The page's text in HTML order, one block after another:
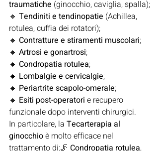
traumatiche (ginocchio, caviglia, spalla);
🔹 Tendiniti e tendinopatie (Achillea,
rotulea, cuffia dei rotatori);
🔹 Contratture e stiramenti muscolari;
🔹 Artrosi e gonartrosi;
🔹 Condropatia rotulea;
🔹 Lombalgie e cervicalgie;
🔹 Periartrite scapolo-omerale;
🔹 Esiti post-operatori e recupero
funzionale dopo interventi chirurgici.
In particolare, la Tecarterapia al
ginocchio è molto efficace nel
trattamento di:🦵 Condropatia rotulea,